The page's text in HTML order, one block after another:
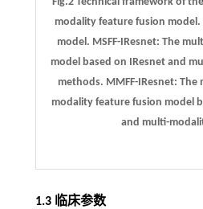
modality feature fusion model.
model. MSFF-IResnet: The
model based on IResnet and
methods. MMFF-IResnet: The
modality feature fusion model
and multi-
1.3 临床参数